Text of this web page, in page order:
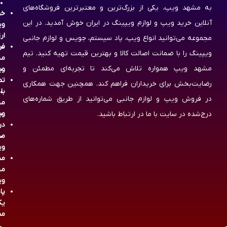
به مشهد ویپ، یکی از بزرگ‌ترین و معتبرترین فروشگاه‌های
آنلاین خرید ویپ و لوازم ویپینگ در ایران خوش آمدید. در این
مجموعه می‌توانید انواع ویپ، پاد سیستم، جویس و لوازم جانبی
ویپینگ را با ضمانت اصالت کالا و بهترین قیمت تهیه کنید. تیم
مشهد ویپ همواره تلاش می‌کند تا تجربه‌ای مطمئن و
رضایت‌بخش برای خریداران فراهم کند. همچنین جهت همکاری
در فروش ویپ و لوازم جانبی می‌توانید از طریق شماره‌های
درج‌شده در سایت با ما در ارتباط باشید.
با